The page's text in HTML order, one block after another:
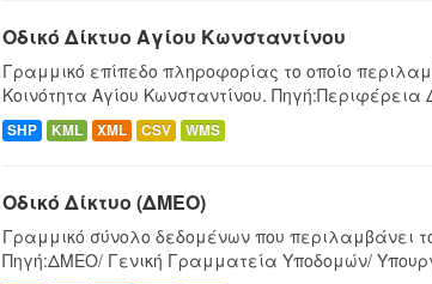
Οδικό Δίκτυο Αγίου Κωνσταντίνου
Γραμμικό επίπεδο πληροφορίας το οποίο
Κοινότητα Αγίου Κωνσταντίνου. Πηγή:Περιφέρεια
SHP KML XML CSV WMS
Οδικό Δίκτυο (ΔΜΕΟ)
Γραμμικό σύνολο δεδομένων που περιλαμβάνει
Πηγή:ΔΜΕΟ/ Γενική Γραμματεία Υποδομών/